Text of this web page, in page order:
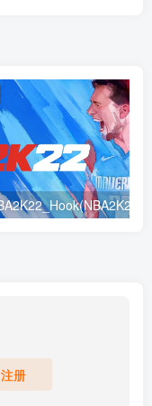
注册